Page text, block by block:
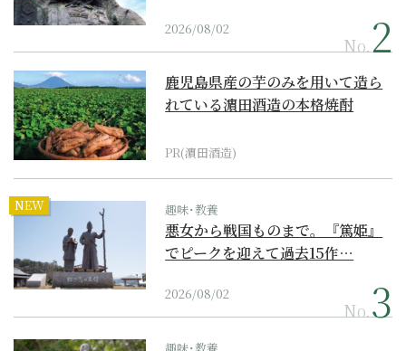
2026/08/02
No.
鹿児島県産の芋のみを用いて造ら
れている濵田酒造の本格焼酎
PR(濵田酒造)
NEW 趣味･教養
悪女から戦国ものまで。『篤姫』
でピークを迎えて過去15作…
2026/08/02
No.
趣味･教養